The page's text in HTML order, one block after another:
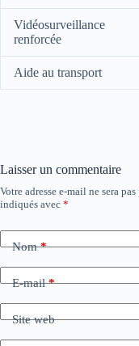
Vidéosurveillance
renforcée
Aide au transport
Laisser un commentaire
Votre adresse e-mail ne sera
indiqués avec *
Nom*
E-mail*
Site web